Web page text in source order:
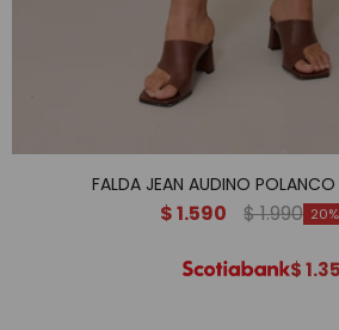
FALDA JEAN AUDINO
$1.590 $1.990 20
$